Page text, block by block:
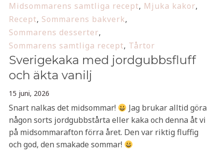
Midsommarens samtliga recept, Mjuka kakor,
Recept, Sommarens bakverk,
Sommarens desserter,
Sommarens samtliga recept, Tårtor
Sverigekaka med jordgubbsfluff
och äkta vanilj
15 juni, 2026
Snart nalkas det midsommar!
Jag brukar alltid göra
någon sorts jordgubbstårta eller kaka och denna åt vi
på midsommarafton förra året. Den var riktig fluffig
och god, den smakade sommar!